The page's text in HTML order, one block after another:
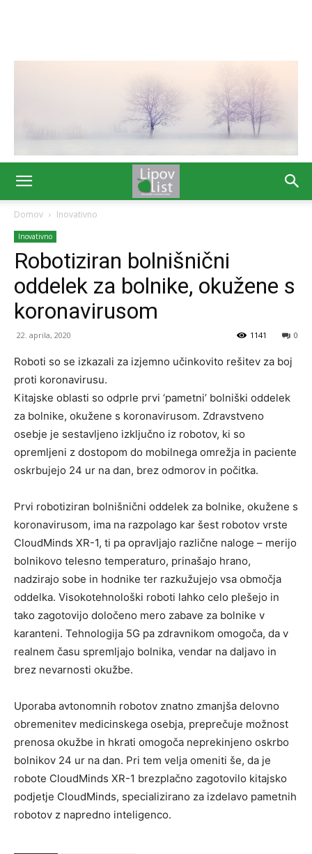
Domov Inovativno
Inovativno
Robotiziran bolnišnični
oddelek za bolnike, okužene s
koronavirusom
22. aprila, 2020 0
1141
Roboti so se izkazali za izjemno učinkovito rešitev za boj
proti koronavirusu.
Kitajske oblasti so odprle prvi ‘pametni’ bolniški oddelek
za bolnike, okužene s koronavirusom. Zdravstveno
osebje je sestavljeno izključno iz robotov, ki so
opremljeni z dostopom do mobilnega omrežja in paciente
oskrbujejo 24 ur na dan, brez odmorov in počitka.
Prvi robotiziran bolnišnični oddelek za bolnike, okužene s
koronavirusom, ima na razpolago kar šest robotov vrste
CloudMinds XR-1, ti pa opravljajo različne naloge – merijo
bolnikovo telesno temperaturo, prinašajo hrano,
nadzirajo sobe in hodnike ter razkužujejo vsa območja
oddelka. Visokotehnološki roboti lahko celo plešejo in
tako zagotovijo določeno mero zabave za bolnike v
karanteni. Tehnologija 5G pa zdravnikom omogoča, da v
realnem času spremljajo bolnika, vendar na daljavo in
brez nevarnosti okužbe.
Uporaba avtonomnih robotov znatno zmanjša delovno
obremenitev medicinskega osebja, preprečuje možnost
prenosa okužbe in hkrati omogoča neprekinjeno oskrbo
bolnikov 24 ur na dan. Pri tem velja omeniti še, da je
robote CloudMinds XR-1 brezplačno zagotovilo kitajsko
podjetje CloudMinds, specializirano za izdelavo pametnih
robotov z napredno inteligenco.